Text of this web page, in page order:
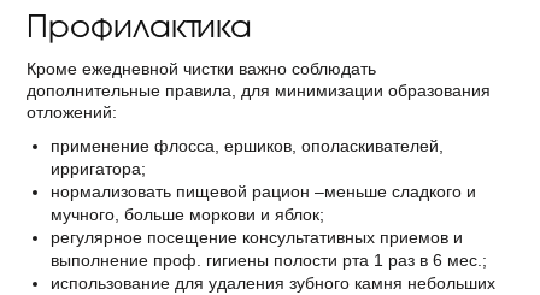
Профилактика
Кроме ежедневной чистки важно соблюдать
дополнительные правила, для минимизации образования
отложений:
применение флосса, ершиков, ополаскивателей,
ирригатора;
нормализовать пищевой рацион –меньше сладкого и
мучного, больше моркови и яблок;
регулярное посещение консультативных приемов и
выполнение проф. гигиены полости рта 1 раз в 6 мес.;
использование для удаления зубного камня небольших